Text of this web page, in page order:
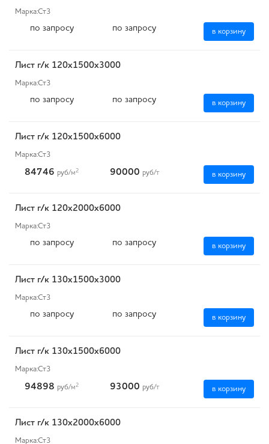
Марка:Ст3
по запросу по запросу в корзину
Лист г/к 120х1500х3000
Марка:Ст3
по запросу по запросу в корзину
Лист г/к 120х1500х6000
Марка:Ст3
84746 руб/м2 90000 руб/т в корзину
Лист г/к 120х2000х6000
Марка:Ст3
по запросу по запросу в корзину
Лист г/к 130х1500х3000
Марка:Ст3
по запросу по запросу в корзину
Лист г/к 130х1500х6000
Марка:Ст3
94898 руб/м2 93000 руб/т в корзину
Лист г/к 130х2000х6000
Марка:Ст3